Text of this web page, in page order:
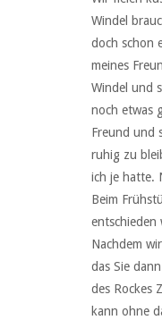
Windel
doch schon
meines
Windel und
noch etwas
Freund und
ruhig zu
ich je hatte.
Beim
entschieden
Nachdem
das Sie
des Rockes
kann ohne